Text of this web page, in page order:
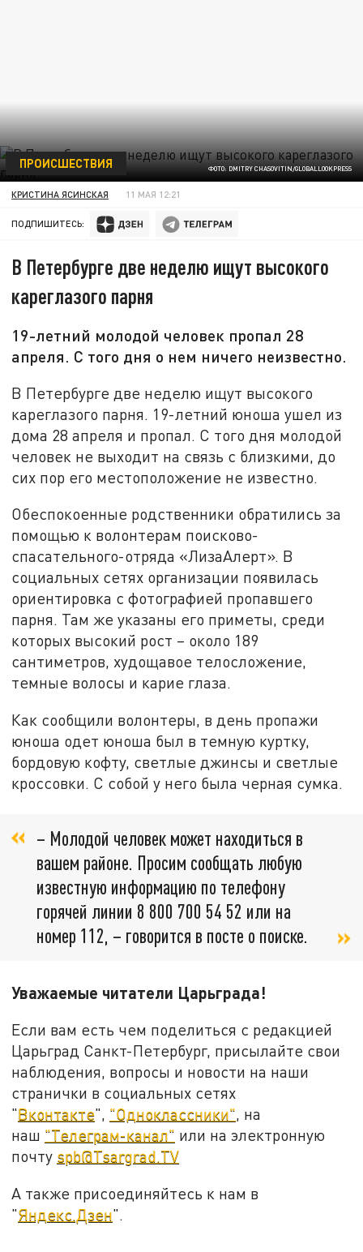
ФОТО: DMITRY CHASOVITIN/GLOBALLOOKPRESS
ПРОИСШЕСТВИЯ
КРИСТИНА ЯСИНСКАЯ 11 МАЯ 12:21
ПОДПИШИТЕСЬ:
В Петербурге две неделю ищут высокого
кареглазого парня
19-летний молодой человек пропал 28
апреля. С того дня о нем ничего неизвестно.
В Петербурге две неделю ищут высокого
кареглазого парня. 19-летний юноша ушел из
дома 28 апреля и пропал. С того дня молодой
человек не выходит на связь с близкими, до
сих пор его местоположение не известно.
Обеспокоенные родственники обратились за
помощью к волонтерам поисково-
спасательного-отряда «ЛизаАлерт». В
социальных сетях организации появилась
ориентировка с фотографией пропавшего
парня. Там же указаны его приметы, среди
которых высокий рост – около 189
сантиметров, худощавое телосложение,
темные волосы и карие глаза.
Как сообщили волонтеры, в день пропажи
юноша одет юноша был в темную куртку,
бордовую кофту, светлые джинсы и светлые
кроссовки. С собой у него была черная сумка.
– Молодой человек может находиться в
вашем районе. Просим сообщать любую
известную информацию по телефону
горячей линии 8 800 700 54 52 или на
номер 112, – говорится в посте о поиске.
Уважаемые читатели Царьграда!
Если вам есть чем поделиться с редакцией
Царьград Санкт-Петербург, присылайте свои
наблюдения, вопросы и новости на наши
странички в социальных сетях
"Вконтакте", "Одноклассники", на
наш "Телеграм-канал" или на электронную
почту spb@Tsargrad.TV
А также присоединяйтесь к нам в
"Яндекс.Дзен".